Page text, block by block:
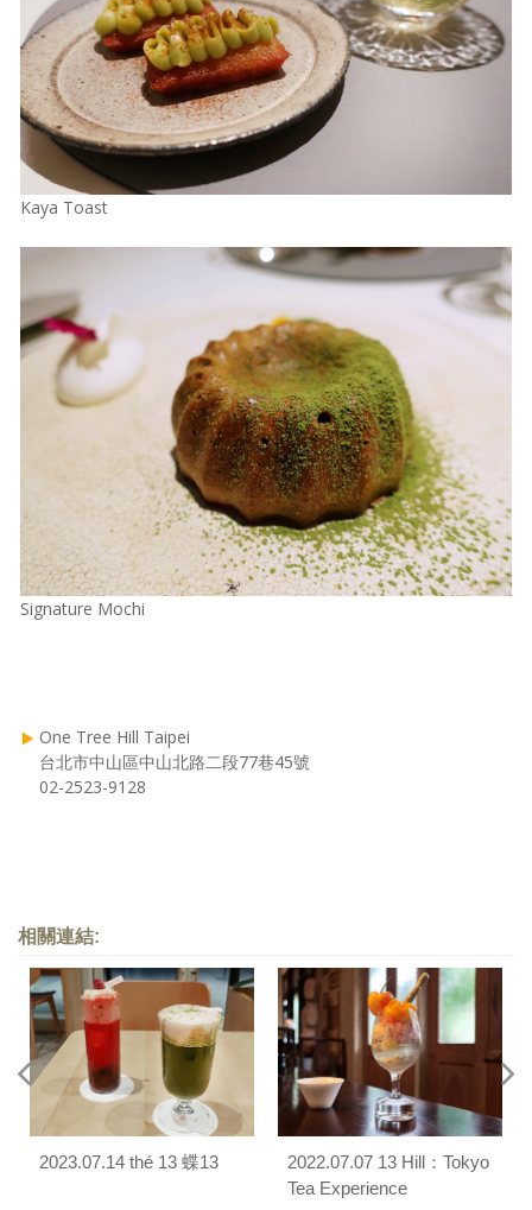
Kaya Toast
Signature Mochi
One Tree Hill Taipei
台北市中山區中山北路二段77巷45號
02-2523-9128
相關連結:
2023.07.14 thé 13 蝶13
2022.07.07 13 Hill：Tokyo
Tea Experience